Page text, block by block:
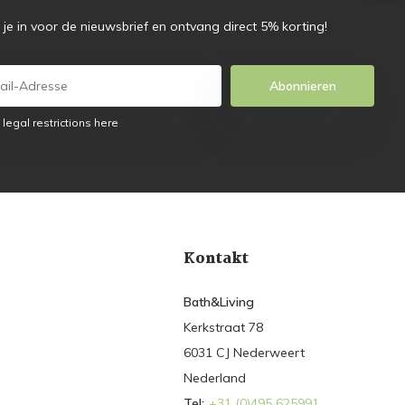
je in voor de nieuwsbrief en ontvang direct 5% korting!
Abonnieren
legal restrictions here
Kontakt
Bath&Living
Kerkstraat 78
6031 CJ Nederweert
Nederland